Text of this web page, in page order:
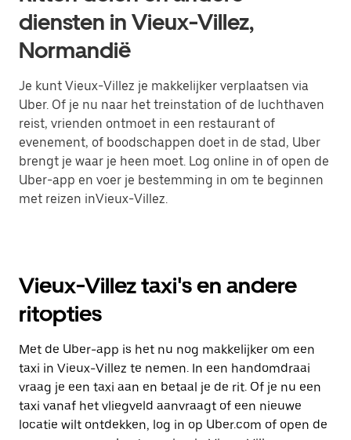
diensten in Vieux-Villez,
Normandië
Je kunt Vieux-Villez je makkelijker verplaatsen via
Uber. Of je nu naar het treinstation of de luchthaven
reist, vrienden ontmoet in een restaurant of
evenement, of boodschappen doet in de stad, Uber
brengt je waar je heen moet. Log online in of open de
Uber-app en voer je bestemming in om te beginnen
met reizen inVieux-Villez.
Vieux-Villez taxi's en andere
ritopties
Met de Uber-app is het nu nog makkelijker om een
taxi in Vieux-Villez te nemen. In een handomdraai
vraag je een taxi aan en betaal je de rit. Of je nu een
taxi vanaf het vliegveld aanvraagt of een nieuwe
locatie wilt ontdekken, log in op Uber.com of open de